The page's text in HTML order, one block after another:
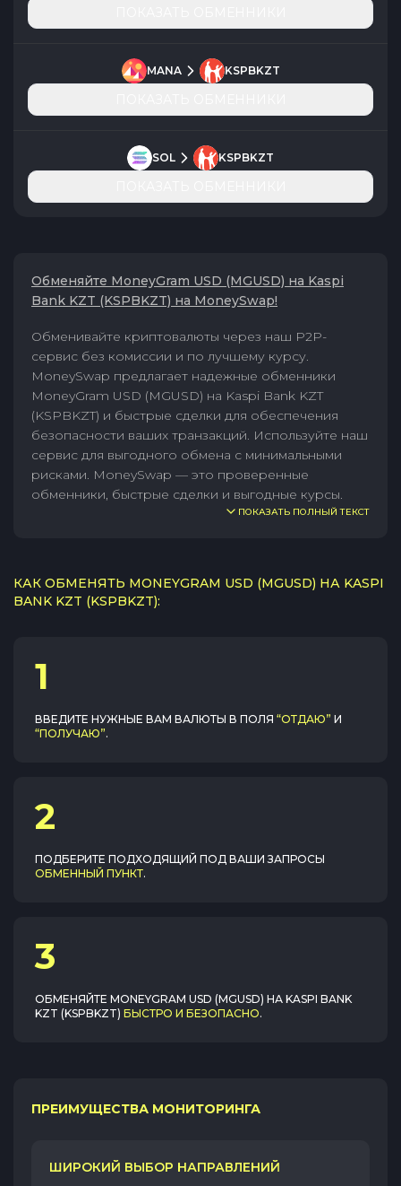
MANA KSPBKZT
SOL KSPBKZT
Обменяйте MoneyGram USD (MGUSD) на Kaspi
Bank KZT (KSPBKZT) на MoneySwap!
Обменивайте криптовалюты через наш P2P-
сервис без комиссии и по лучшему курсу.
MoneySwap предлагает надежные обменники
MoneyGram USD (MGUSD) на Kaspi Bank KZT
(KSPBKZT) и быстрые сделки для обеспечения
безопасности ваших транзакций. Используйте наш
сервис для выгодного обмена с минимальными
рисками. MoneySwap — это проверенные
обменники, быстрые сделки и выгодные курсы.
ПОКАЗАТЬ ПОЛНЫЙ ТЕКСТ
КАК ОБМЕНЯТЬ MONEYGRAM USD (MGUSD) НА KASPI
BANK KZT (KSPBKZT):
1
ВВЕДИТЕ НУЖНЫЕ ВАМ ВАЛЮТЫ В ПОЛЯ “ОТДАЮ” И
“ПОЛУЧАЮ”.
2
ПОДБЕРИТЕ ПОДХОДЯЩИЙ ПОД ВАШИ ЗАПРОСЫ
ОБМЕННЫЙ ПУНКТ.
3
ОБМЕНЯЙТЕ MONEYGRAM USD (MGUSD) НА KASPI BANK
KZT (KSPBKZT) БЫСТРО И БЕЗОПАСНО.
ПРЕИМУЩЕСТВА МОНИТОРИНГА
ШИРОКИЙ ВЫБОР НАПРАВЛЕНИЙ